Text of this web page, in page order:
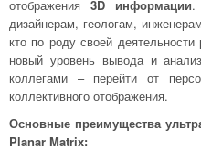
отображения 3D информации.
дизайнерам, геологам,
кто по роду своей
новый уровень вывода и
коллегами – перейти от
коллективного отображения.
Основные преимущества
Planar Matrix: